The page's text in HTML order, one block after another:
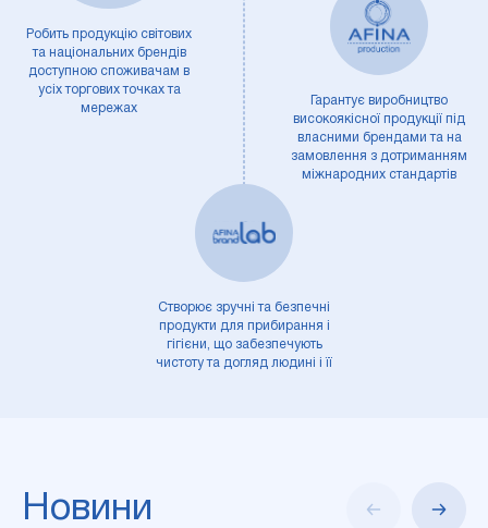
Робить продукцію світових
та національних брендів
доступною споживачам в
усіх торгових точках та
мережах
Створює зручні та безпечні
продукти для прибирання і
гігієни, що забезпечують
чистоту та догляд людині і її
Гарантує виробництво
високоякісної продукції під
власними брендами та на
замовлення з дотриманням
міжнародних стандартів
Новини